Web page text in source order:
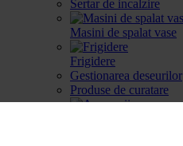
Sertar de incalzire
Masini de spalat vase
Frigidere
Gestionarea deseurilor
Produse de curatare